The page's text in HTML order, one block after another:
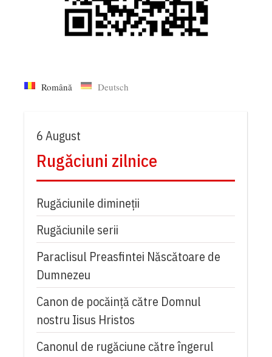
Română Deutsch
6 August
Rugăciuni zilnice
Rugăciunile dimineții
Rugăciunile serii
Paraclisul Preasfintei Născătoare de
Dumnezeu
Canon de pocăință către Domnul
nostru Iisus Hristos
Canonul de rugăciune către îngerul